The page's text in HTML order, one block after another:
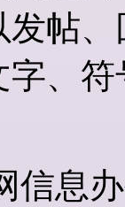
帖
、
信息